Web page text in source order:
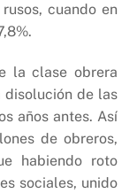
cuando en
la clase obrera
disolución de las
años antes. Así
de obreros,
habiendo roto
sociales, unido